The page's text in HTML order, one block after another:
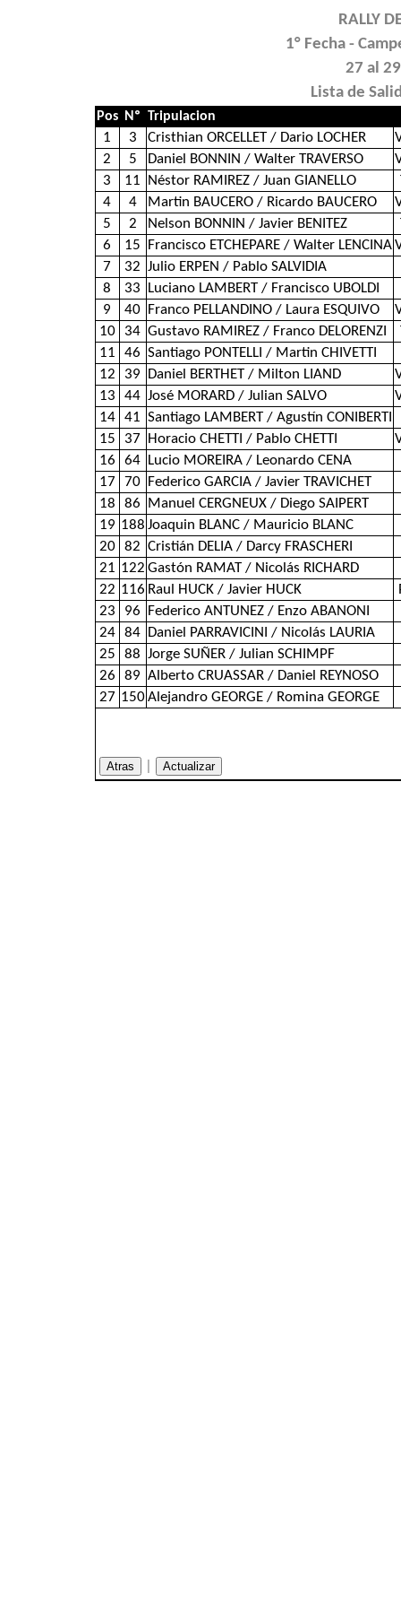
RALLY
1° Fecha -
27 al
Lista de
Pos Nº Tripulacion
1 3 Cristhian ORCELLET / Dario LOCHER
2
5 Daniel BONNIN / Walter TRAVERSO
3
11 Néstor RAMIREZ / Juan GIANELLO
4
4 Martin BAUCERO / Ricardo BAUCERO
5
2 Nelson BONNIN / Javier BENITEZ
6
15 Francisco ETCHEPARE / Walter LENCINA
7
32 Julio ERPEN / Pablo SALVIDIA
8
33
Luciano LAMBERT / Francisco UBOLDI
9
40 Franco PELLANDINO / Laura ESQUIVO
10
34 Gustavo RAMIREZ / Franco DELORENZI
11
46 Santiago PONTELLI / Martin CHIVETTI
12
39 Daniel BERTHET / Milton LIAND
13
44 José MORARD / Julian SALVO
14
41 Santiago LAMBERT / Agustín CONIBERTI
15
37 Horacio CHETTI / Pablo CHETTI
16
64 Lucio MOREIRA / Leonardo CENA
17
70 Federico GARCIA / Javier TRAVICHET
18
86
Manuel CERGNEUX / Diego SAIPERT
19 188 Joaquin BLANC / Mauricio BLANC
20
82 Cristián DELIA / Darcy FRASCHERI
21 122 Gastón RAMAT / Nicolás RICHARD
22 116 Raul HUCK / Javier HUCK
23
96
Federico ANTUNEZ / Enzo ABANONI
24
84 Daniel PARRAVICINI / Nicolás LAURIA
25
88 Jorge SUÑER / Julian SCHIMPF
26
89 Alberto CRUASSAR / Daniel REYNOSO
27 150 Alejandro GEORGE / Romina GEORGE